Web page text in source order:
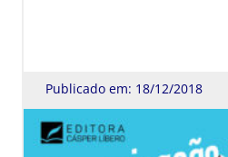
Publicado em: 18/12/2018